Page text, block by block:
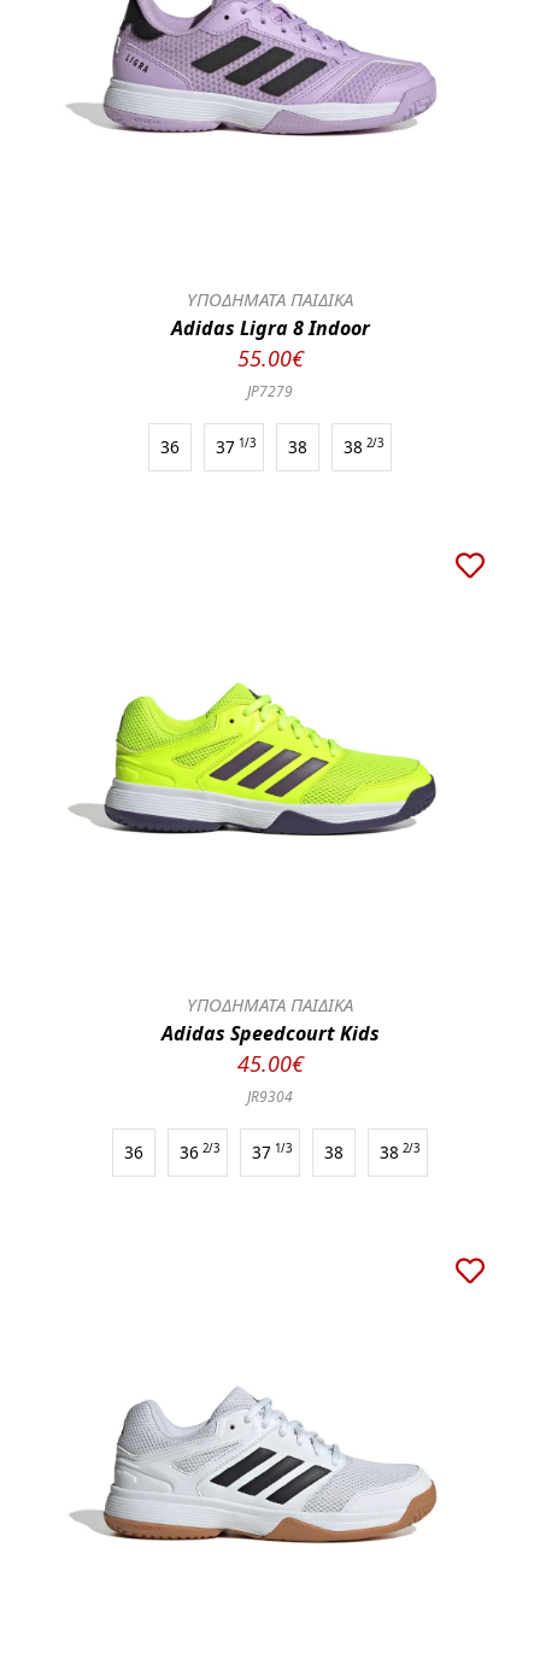
ΥΠΟΔΗΜΑΤΑ ΠΑΙΔΙΚΑ
Adidas Ligra 8 Indoor
55.00€
JP7279
36 37 1/3 38 38 2/3
ΥΠΟΔΗΜΑΤΑ ΠΑΙΔΙΚΑ
Adidas Speedcourt Kids
45.00€
JR9304
36 36 2/3 37 1/3 38 38 2/3